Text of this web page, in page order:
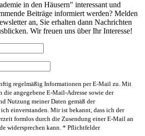
in den Häusern" interessant und
Beiträge informiert werden? Melden
an, Sie erhalten dann Nachrichten
Wir freuen uns über Ihr Interesse!
regelmäßig Informationen per E-Mail zu. Mit
die angegebene E-Mail-Adresse sowie der
Nutzung meiner Daten gemäß der
einverstanden. Mir ist bekannt, dass ich der
formlos durch die Zusendung einer E-Mail an
widersprechen kann. * Pflichtfelder